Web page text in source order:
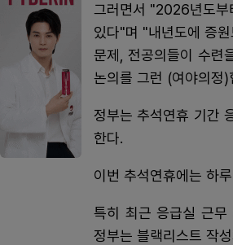
그러면서 "2026년도부
있다"며 "내년도에 증
문제, 전공의들이 수련
논의를 그런 (여야의정
정부는 추석연휴 기간
한다.
이번 추석연휴에는 하
특히 최근 응급실 근무
정부는 블랙리스트 작